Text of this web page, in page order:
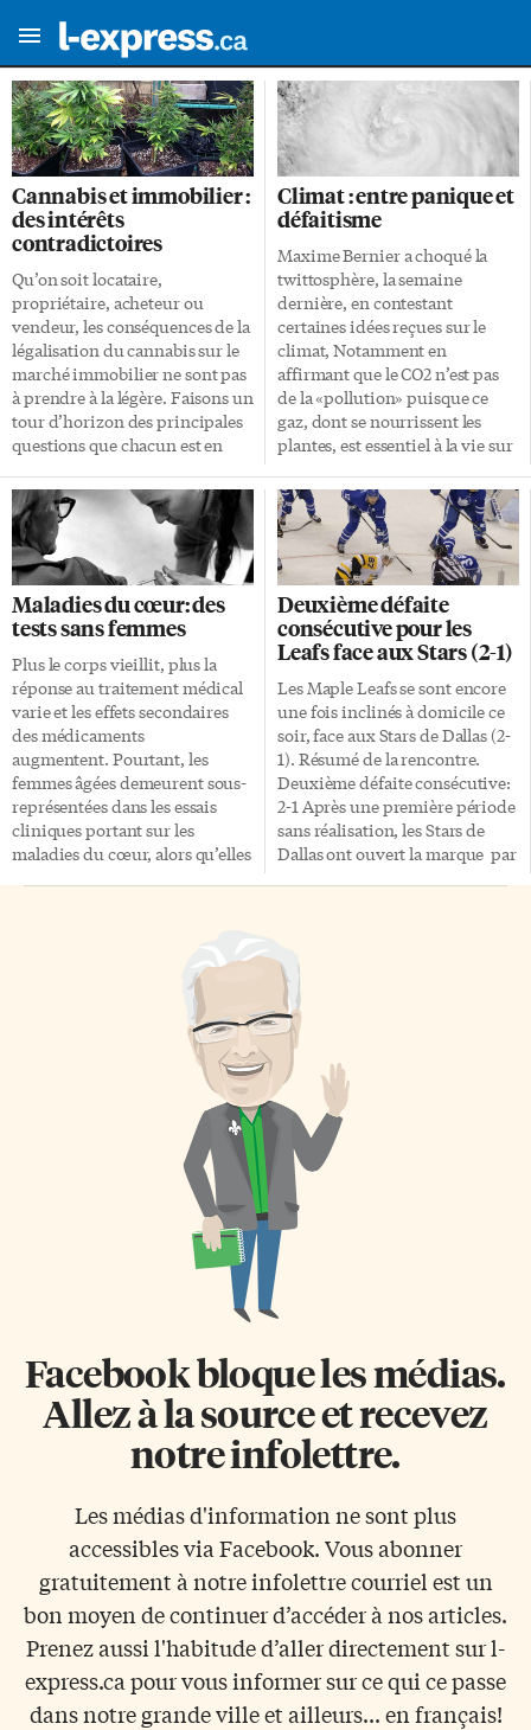
Cannabis et immobilier :
des intérêts
contradictoires
Qu’on soit locataire,
propriétaire, acheteur ou
vendeur, les conséquences de la
légalisation du cannabis sur le
marché immobilier ne sont pas
à prendre à la légère. Faisons un
tour d’horizon des principales
questions que chacun est en
plants de cannabis a-t-on le
droit de cultiver dans son
logement? La loi fédérale (C-45)
stipule que l’on peut cultiver
quatre plants par logement
depuis le 17 octobre 2018. Il est
bien dit «par logement», non
«par personne». Cultiver plus
de quatre plants est donc une
activité illégale, répréhensible
par la loi. Quel est l’impact de la
culture […]
Climat : entre panique et
défaitisme
Maxime Bernier a choqué la
twittosphère, la semaine
dernière, en contestant
certaines idées reçues sur le
climat, Notamment en
affirmant que le CO2 n’est pas
de la «pollution» puisque ce
gaz, dont se nourrissent les
plantes, est essentiel à la vie sur
n’est que métaphoriquement
qu’on peut appeler ça de la
«pollution», c’est-à-dire si on
considère que
l’industrialisation (charbon,
pétrole, gaz, ciment,
déforestation) ajoute «trop» de
CO2 à celui qui est présent
naturellement dans
l’atmosphère. L’ex-ministre
conservateur, qui vient de
fonder son Parti populaire du
Canada, critiquait la nouvelle
«taxe carbone» du
gouvernement Trudeau, […]
Maladies du cœur: des
tests sans femmes
Plus le corps vieillit, plus la
réponse au traitement médical
varie et les effets secondaires
des médicaments
augmentent. Pourtant, les
femmes âgées demeurent sous-
représentées dans les essais
cliniques portant sur les
maladies du cœur, alors qu’elles
rigoureuses mais là où le bât
blesse, c’est qu’on a toujours
une sous-représentation de
celles qui ont le plus de risques
de souffrir d’insuffisances
cardiaques ou de maladies
coronariennes», relève le Dr
Quoc Dinh Nguyen, interniste-
gériatre au service de gériatrie
du Centre hospitalier de
l’Université de Montréal–
Deuxième défaite
consécutive pour les
Leafs face aux Stars (2-1)
Les Maple Leafs se sont encore
une fois inclinés à domicile ce
soir, face aux Stars de Dallas (2-
1). Résumé de la rencontre.
Deuxième défaite consécutive:
2-1 Après une première période
sans réalisation, les Stars de
Dallas ont ouvert la marque par
après que Devin Shore ait
compté pour la troisième fois
de la saison. En toute fin de
partie (17e), les Leafs ont réagi
en réduisant le score à 2-1 grâce
à Patrick Marleau. A tough
battle at home […]
Facebook bloque les médias.
Allez à la source et recevez
notre infolettre.
Les médias d'information ne sont plus
accessibles via Facebook. Vous abonner
gratuitement à notre infolettre courriel est un
bon moyen de continuer d’accéder à nos articles.
Prenez aussi l'habitude d’aller directement sur l-
express.ca pour vous informer sur ce qui ce passe
dans notre grande ville et ailleurs... en français!